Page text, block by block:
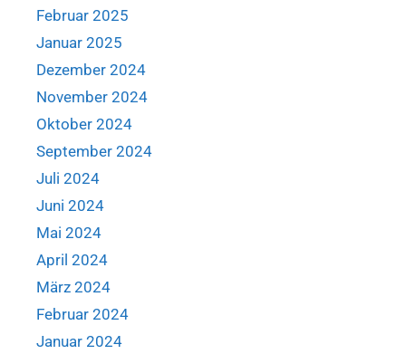
Februar 2025
Januar 2025
Dezember 2024
November 2024
Oktober 2024
September 2024
Juli 2024
Juni 2024
Mai 2024
April 2024
März 2024
Februar 2024
Januar 2024